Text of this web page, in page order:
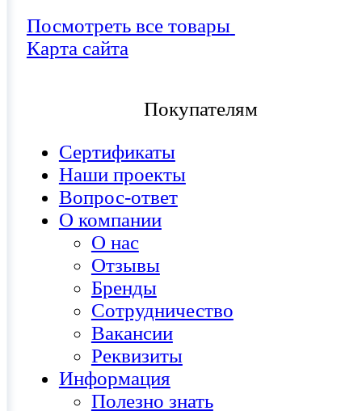
Посмотреть все товары
Карта сайта
Покупателям
Сертификаты
Наши проекты
Вопрос-ответ
О компании
О нас
Отзывы
Бренды
Сотрудничество
Вакансии
Реквизиты
Информация
Полезно знать